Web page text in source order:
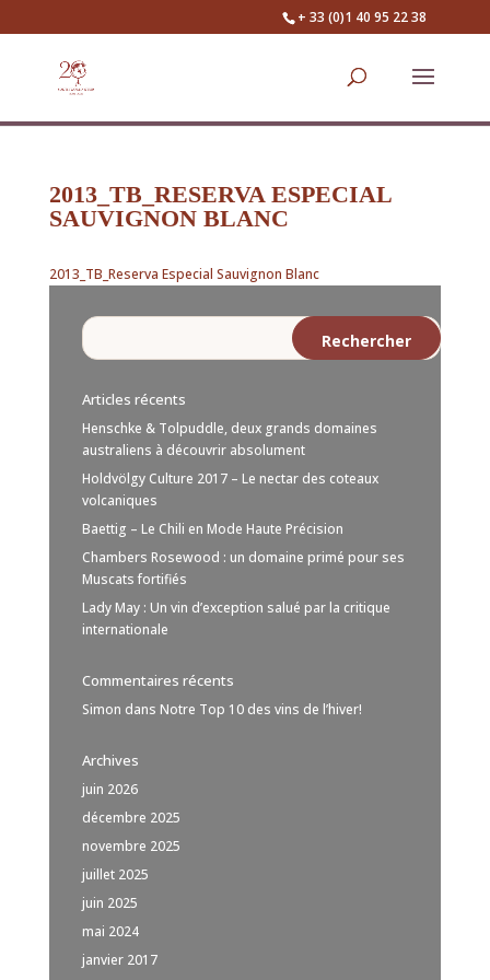
+ 33 (0)1 40 95 22 38
2013_TB_RESERVA ESPECIAL
SAUVIGNON BLANC
2013_TB_Reserva Especial Sauvignon Blanc
Articles récents
Henschke & Tolpuddle, deux grands domaines
australiens à découvrir absolument
Holdvölgy Culture 2017 – Le nectar des coteaux
volcaniques
Baettig – Le Chili en Mode Haute Précision
Chambers Rosewood : un domaine primé pour ses
Muscats fortifiés
Lady May : Un vin d’exception salué par la critique
internationale
Commentaires récents
Simon dans Notre Top 10 des vins de l’hiver!
Archives
juin 2026
décembre 2025
novembre 2025
juillet 2025
juin 2025
mai 2024
janvier 2017